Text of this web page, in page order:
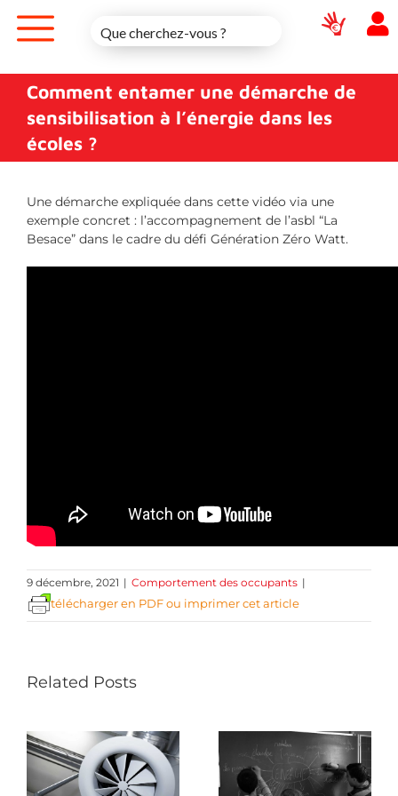
content
Comment entamer une démarche de
sensibilisation à l’énergie dans les
écoles ?
Une démarche expliquée dans cette vidéo via une
exemple concret : l’accompagnement de l’asbl “La
Besace” dans le cadre du défi Génération Zéro Watt.
9 décembre, 2021 | Comportement des occupants |
télécharger en PDF ou imprimer cet article
Related Posts